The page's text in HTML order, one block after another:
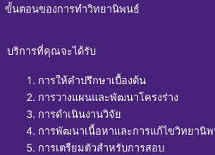
ขั้นตอนของการทำวิทยานิพนธ์
บริการที่คุณจะได้รับ
การให้คำปรึกษาเบื้องต้น
การวางแผนและพัฒนาโครงร่าง
การดำเนินงานวิจัย
การพัฒนาเนื้อหาและการแก้ไขวิทยานิ
การเตรียมตัวสำหรับการสอบ